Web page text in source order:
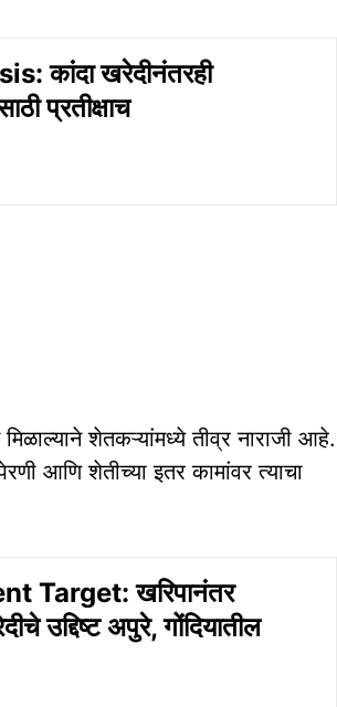
कांदा खरेदीनंतरही
प्रतीक्षाच
शेतकऱ्यांमध्ये तीव्र नाराजी आहे.
आणि शेतीच्या इतर कामांवर त्याचा
Target: खरिपानंतर
उद्दिष्ट अपुरे, गोंदियातील